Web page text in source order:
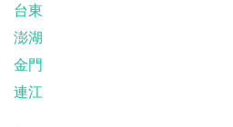
台東
澎湖
金門
連江